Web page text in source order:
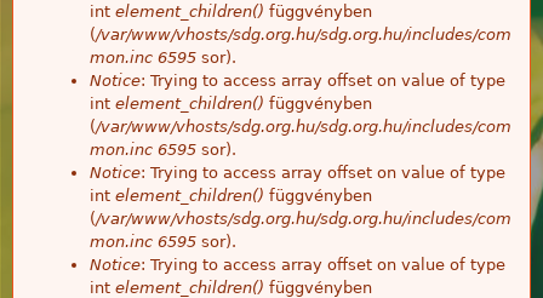
int element_children() függvényben
(/var/www/vhosts/sdg.org.hu/sdg.org.hu/includes/com
mon.inc 6595 sor).
Notice: Trying to access array offset on value of type
int element_children() függvényben
(/var/www/vhosts/sdg.org.hu/sdg.org.hu/includes/com
mon.inc 6595 sor).
Notice: Trying to access array offset on value of type
int element_children() függvényben
(/var/www/vhosts/sdg.org.hu/sdg.org.hu/includes/com
mon.inc 6595 sor).
Notice: Trying to access array offset on value of type
int element_children() függvényben